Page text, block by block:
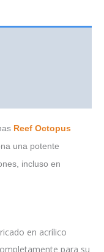
Reef Octopus
una potente
incluso en
en acrílico
para su